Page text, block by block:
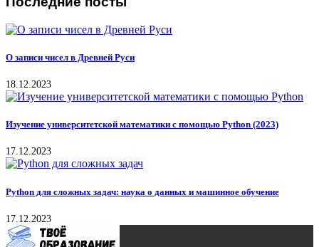
О записи чисел в Древней Руси
18.12.2023
Изучение университетской математики с помощью Python (2023)
17.12.2023
Python для сложных задач: наука о данных и машинное обучение
17.12.2023